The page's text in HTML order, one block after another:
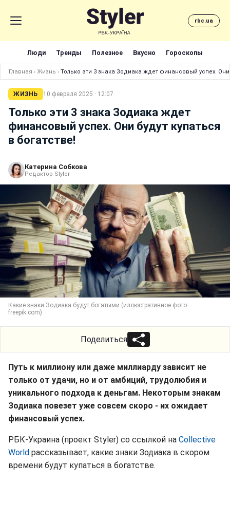
rbc.ua
Люди Тренды Полезное Вкусно Гороскопы
Главная › Жизнь › Только эти 3 знака Зодиака ждет финансовый успех. Они
ЖИЗНЬ 10 февраля 2025 · 12:07
Только эти 3 знака Зодиака ждет
финансовый успех. Они будут купаться
в богатстве!
Катерина Собкова
Редактор Styler
Какие знаки Зодиака будут богатыми (иллюстративное фото:
freepik.com)
Поделиться
Путь к миллиону или даже миллиарду зависит не
только от удачи, но и от амбиций, трудолюбия и
уникального подхода к деньгам. Некоторым знакам
Зодиака повезет уже совсем скоро - их ожидает
финансовый успех.
РБК-Украина (проект Styler) со ссылкой на Collective
World рассказывает, какие знаки Зодиака в скором
времени будут купаться в богатстве.